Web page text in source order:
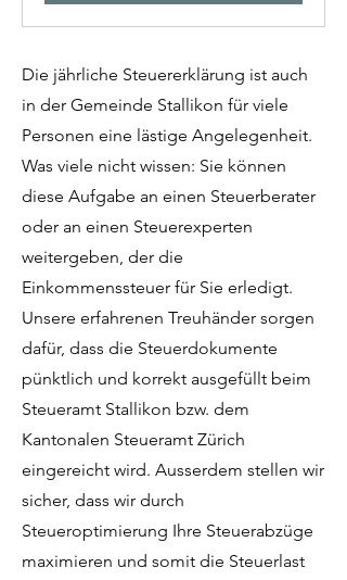
Die jährliche Steuererklärung ist auch
in der Gemeinde Stallikon für viele
Personen eine lästige Angelegenheit.
Was viele nicht wissen: Sie können
diese Aufgabe an einen Steuerberater
oder an einen Steuerexperten
weitergeben, der die
Einkommenssteuer für Sie erledigt.
Unsere erfahrenen Treuhänder sorgen
dafür, dass die Steuerdokumente
pünktlich und korrekt ausgefüllt beim
Steueramt Stallikon bzw. dem
Kantonalen Steueramt Zürich
eingereicht wird. Ausserdem stellen wir
sicher, dass wir durch
Steueroptimierung Ihre Steuerabzüge
maximieren und somit die Steuerlast